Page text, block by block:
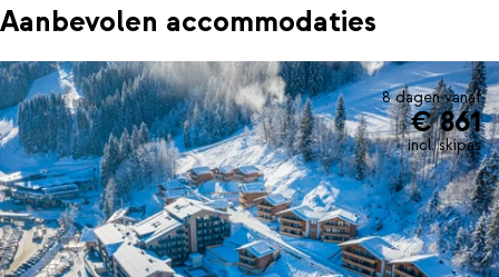
Aanbevolen accommodaties
8 dagen vanaf
€ 861
incl. skipas